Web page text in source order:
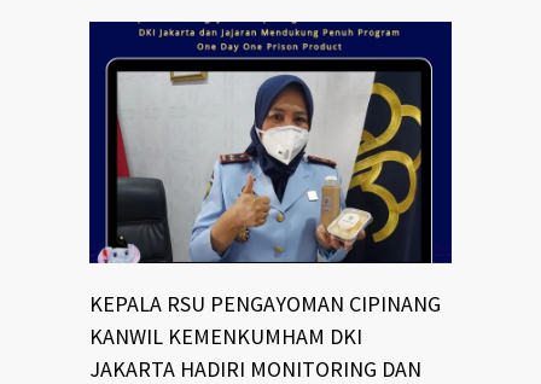
KEPALA RSU PENGAYOMAN CIPINANG
KANWIL KEMENKUMHAM DKI
JAKARTA HADIRI MONITORING DAN